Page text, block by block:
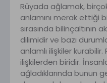
Rüyada ağlamak,
anlamını merak ettiği
sırasında bilinçaltının
dilimidir ve bazı
anlamlı ilişkiler
ilişkilerden biridir.
ağladıklarında bunun